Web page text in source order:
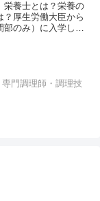
栄養士とは？栄養の
厚生労働大臣から
部のみ）に入学し、
専門調理師・調理技